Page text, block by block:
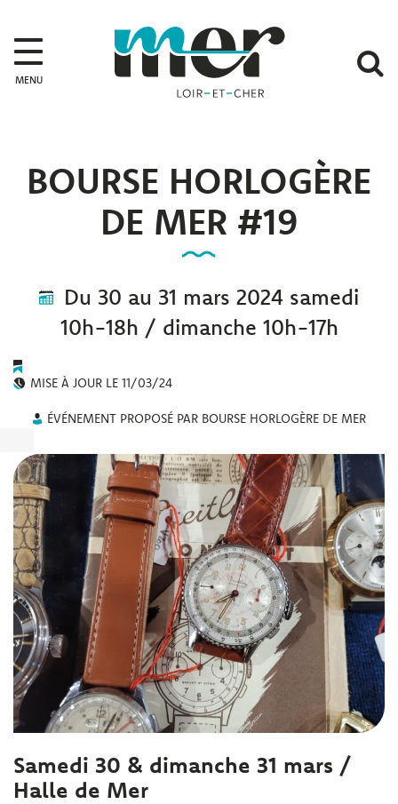
MENU
BOURSE HORLOGÈRE
DE MER #19
Du 30 au 31 mars 2024 samedi
10h-18h / dimanche 10h-17h
MISE À JOUR LE 11/03/24
ÉVÉNEMENT PROPOSÉ PAR BOURSE HORLOGÈRE DE MER
Samedi 30 & dimanche 31 mars /
Halle de Mer